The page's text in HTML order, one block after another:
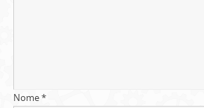
Nome*